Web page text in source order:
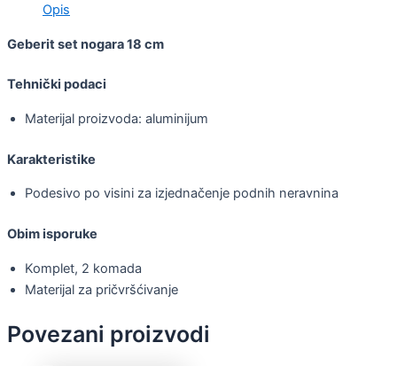
Opis
Geberit set nogara 18 cm
Tehnički podaci
Materijal proizvoda: aluminijum
Karakteristike
Podesivo po visini za izjednačenje podnih neravnina
Obim isporuke
Komplet, 2 komada
Materijal za pričvršćivanje
Povezani proizvodi